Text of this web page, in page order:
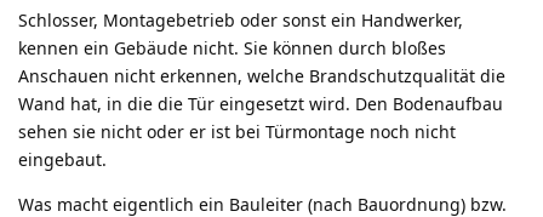
Schlosser, Montagebetrieb oder sonst ein Handwerker,
kennen ein Gebäude nicht. Sie können durch bloßes
Anschauen nicht erkennen, welche Brandschutzqualität die
Wand hat, in die die Tür eingesetzt wird. Den Bodenaufbau
sehen sie nicht oder er ist bei Türmontage noch nicht
eingebaut.
Was macht eigentlich ein Bauleiter (nach Bauordnung) bzw.